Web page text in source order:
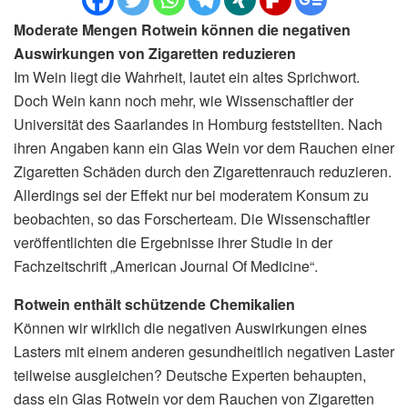
Moderate Mengen Rotwein können die negativen
Auswirkungen von Zigaretten reduzieren
Im Wein liegt die Wahrheit, lautet ein altes Sprichwort.
Doch Wein kann noch mehr, wie Wissenschaftler der
Universität des Saarlandes in Homburg feststellten. Nach
ihren Angaben kann ein Glas Wein vor dem Rauchen einer
Zigaretten Schäden durch den Zigarettenrauch reduzieren.
Allerdings sei der Effekt nur bei moderatem Konsum zu
beobachten, so das Forscherteam. Die Wissenschaftler
veröffentlichten die Ergebnisse ihrer Studie in der
Fachzeitschrift „American Journal Of Medicine“.
Rotwein enthält schützende Chemikalien
Können wir wirklich die negativen Auswirkungen eines
Lasters mit einem anderen gesundheitlich negativen Laster
teilweise ausgleichen? Deutsche Experten behaupten,
dass ein Glas Rotwein vor dem Rauchen von Zigaretten